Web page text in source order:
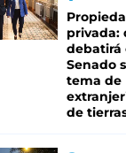
privada:
debatirá
Senado
tema de
de